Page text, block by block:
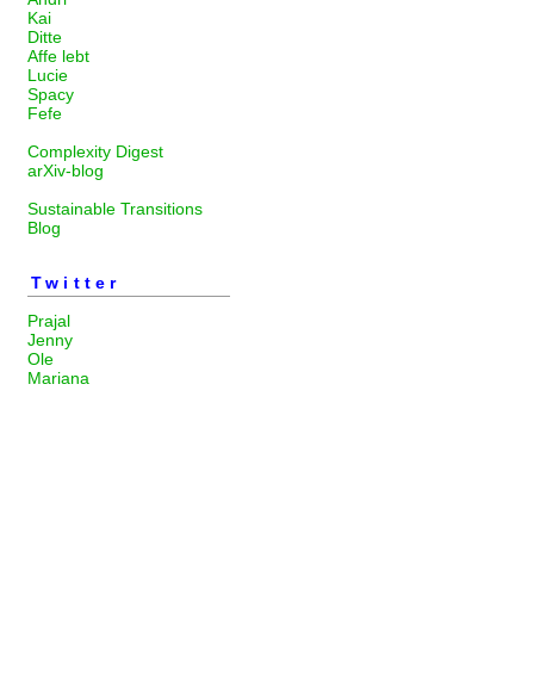
Kai
Ditte
Affe lebt
Lucie
Spacy
Fefe
Complexity Digest
arXiv-blog
Sustainable Transitions
Blog
Twitter
Prajal
Jenny
Ole
Mariana